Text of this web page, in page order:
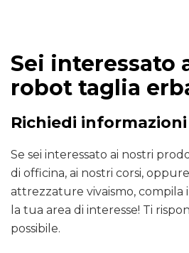
Sei interessato
robot taglia
Richiedi informazioni
Se sei interessato ai nostri
di officina, ai nostri corsi,
attrezzature vivaismo, compila
la tua area di interesse! Ti
possibile.